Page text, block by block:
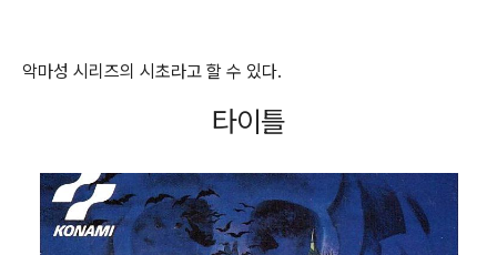
악마성 시리즈의 시초라고 할 수 있다.
타이틀